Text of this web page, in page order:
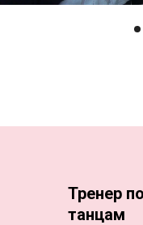
Тренер
танцам